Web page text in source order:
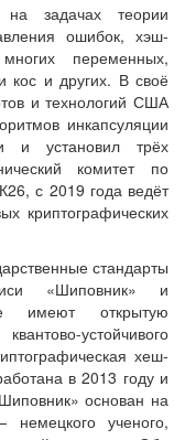
на задачах теории
ошибок, хэш-
переменных,
кос и других. В своё
и технологий США
инкапсуляции
и установил трёх
комитет по
с 2019 года ведёт
криптографических
стандарты
«Шиповник» и
имеют открытую
устойчивого
хеш-
в 2013 году и
основан на
ученого,